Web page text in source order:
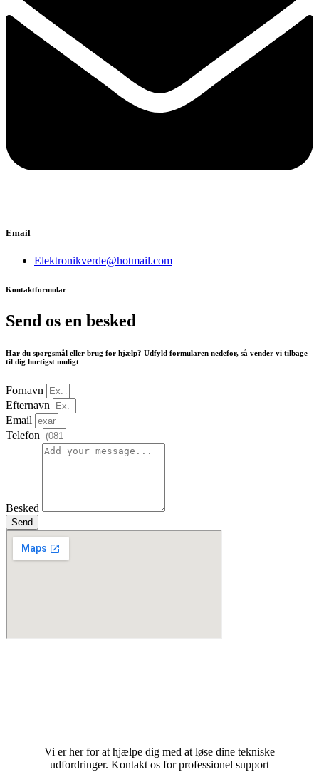
Email
Elektronikverde@hotmail.com
Kontaktformular
Send os en besked
Har du spørgsmål eller brug for hjælp? Udfyld formularen nedefor, så vender vi tilbage
til dig hurtigst muligt
Fornavn
Efternavn
Email
Telefon
Besked
Send
Vi er her for at hjælpe dig med at løse dine tekniske
udfordringer. Kontakt os for professionel support